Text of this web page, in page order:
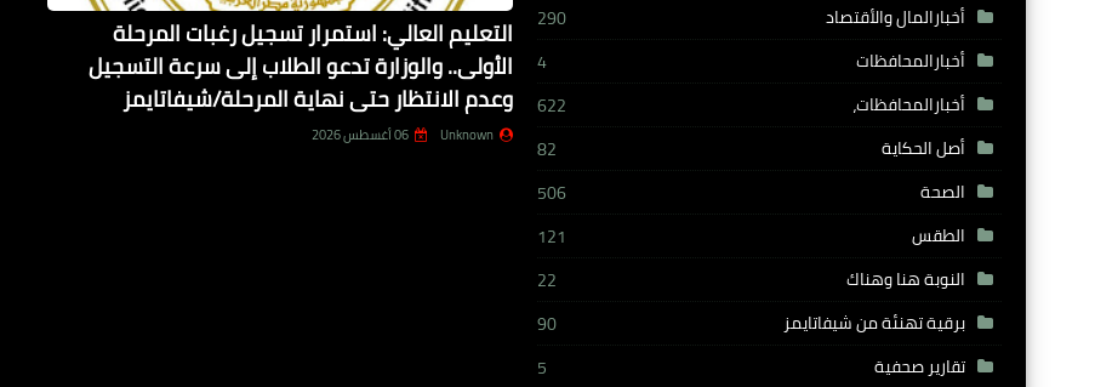
أخبارالمال والأقتصاد
290
أخبارالمحافظات
4
أخبارالمحافظات،
622
أصل الحكاية
82
الصحة
506
الطقس
121
النوبة هنا وهناك
22
برقية تهنئة من شيفاتايمز
90
تقارير صحفية
5
التعليم العالي: استمرار تسجيل رغبات المرحلة
الأولى.. والوزارة تدعو الطلاب إلى سرعة التسجيل
وعدم الانتظار حتى نهاية المرحلة/شيفاتايمز
Unknown 06 أغسطس 2026